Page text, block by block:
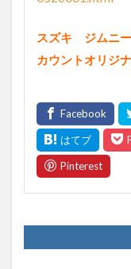
スズキ ジムニ
カウントオリジ